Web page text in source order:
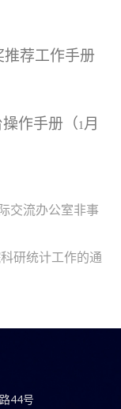
推荐工作手册
作手册（ 1 月
交流办公室非事
研统计工作的通
44号